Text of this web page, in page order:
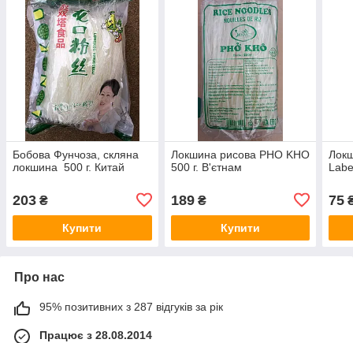
Бобова Фунчоза, скляна
локшина 500 г. Китай
203 ₴
Купити
Локшина рисова PHO KHO
500 г. В'єтнам
189₴
Купити
75
Про нас
95% позитивних з 287 відгуків за рік
Працює з 28.08.2014